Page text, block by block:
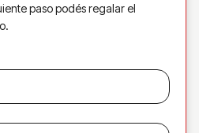
paso podés regalar el